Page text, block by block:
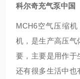
科尔奇充气泵中国
MCH6空气压缩
机，是生产高压气
要，主要是用作于
还有很多生活中也